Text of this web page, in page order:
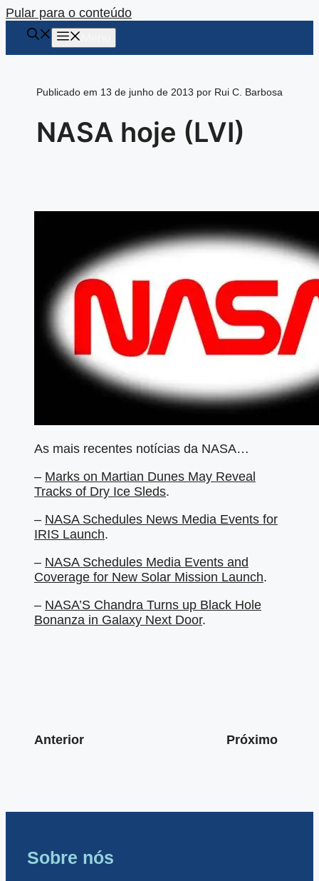
Pular para o conteúdo
Publicado em 13 de junho de 2013 por Rui C. Barbosa
NASA hoje (LVI)
As mais recentes notícias da NASA…
– Marks on Martian Dunes May Reveal
Tracks of Dry Ice Sleds.
– NASA Schedules News Media Events for
IRIS Launch.
– NASA Schedules Media Events and
Coverage for New Solar Mission Launch.
– NASA’S Chandra Turns up Black Hole
Bonanza in Galaxy Next Door.
Anterior Próximo
Sobre nós